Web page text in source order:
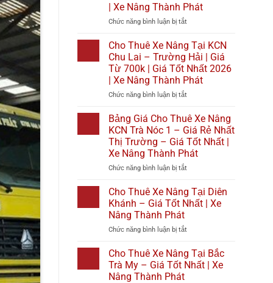
Giá
Tốt
2026
|
Xe
Nâng
Thành
Phát
Bình
Đại
Giá
Từ
700k
|
Giá
Tốt
2026
|
Xe
Nâng
Thành
Phát
| Xe Nâng Thành Phát
Chức năng bình luận bị tắtở
Thuê
Xe
Nâng
Tại
KCN
Cầu
Phước
Đông
|
Giá
Từ
700k
Giá
Tốt
Nhất
|
Nâng
Thành
Phát
Cho Thuê Xe Nâng Tại KCN
Chu Lai – Trường Hải | Giá
Từ 700k | Giá Tốt Nhất 2026
| Xe Nâng Thành Phát
Chức năng bình luận bị tắtở
Thuê
Xe
Nâng
Tại
KCN
Chu
Trường
Hải
Giá
700k
|
Giá
Bảng Giá Cho Thuê Xe Nâng
KCN Trà Nóc 1 – Giá Rẻ Nhất
Thị Trường – Giá Tốt Nhất |
Xe Nâng Thành Phát
Chức năng bình luận bị tắtở
Giá
Cho
Thuê
Nâng
Trà
Nóc
1
Cho Thuê Xe Nâng Tại Diên
Khánh – Giá Tốt Nhất | Xe
Nâng Thành Phát
Chức năng bình luận bị tắtở
Thuê
Xe
Nâng
Cho Thuê Xe Nâng Tại Bắc
Trà My – Giá Tốt Nhất | Xe
Nâng Thành Phát